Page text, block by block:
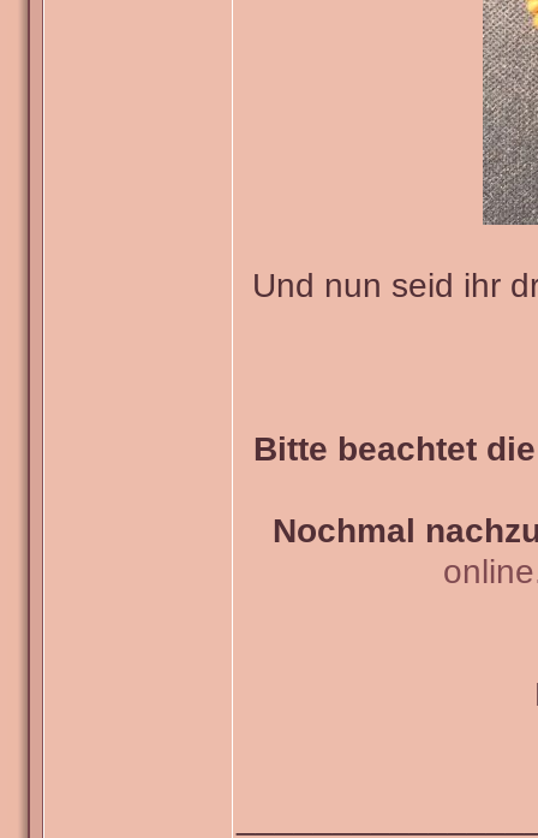
Und nun seid ihr
Bitte beachtet
Nochmal